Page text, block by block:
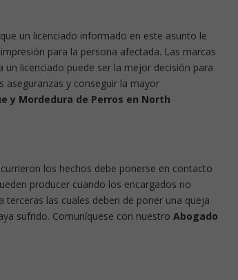
un licenciado informado en este asunto le
para la persona afectada. Las marcas
licenciado puede ser la mejor decisión para
aseguranzas y conseguir la mayor
y Mordedura de Perros en North
los hechos debe ponerse en contacto
producer cuando los encargados no
las cuales deben de poner una queja
sufrido. Comuníquese con nuestro Abogado